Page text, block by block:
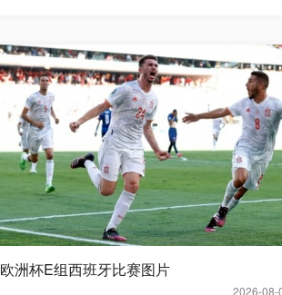
2026-08-
欧洲杯E组西班牙比赛图片